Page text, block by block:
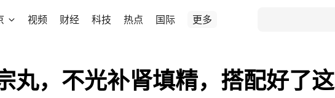
视频 财经 科技 热点 国际 更多
丸，不光补肾填精，搭配好了这